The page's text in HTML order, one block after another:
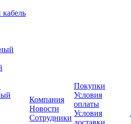
Компания
Новости
Сотрудники
Покупки
Условия
оплаты
Условия
доставки